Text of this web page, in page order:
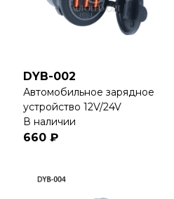
DYB-002
Автомобильное зарядное
устройство 12V/24V
В наличии
660 ₽